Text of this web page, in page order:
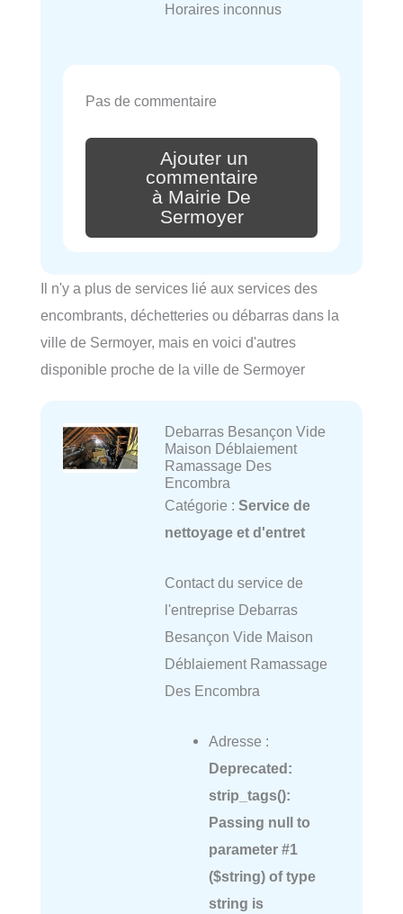
Horaires inconnus
Pas de commentaire
Ajouter un
commentaire
à Mairie De
Sermoyer
Il n'y a plus de services lié aux services des
encombrants, déchetteries ou débarras dans la
ville de Sermoyer, mais en voici d'autres
disponible proche de la ville de Sermoyer
Debarras Besançon Vide
Maison Déblaiement
Ramassage Des
Encombra
Catégorie : Service de
nettoyage et d'entret
Contact du service de
l'entreprise Debarras
Besançon Vide Maison
Déblaiement Ramassage
Des Encombra
Adresse :
Deprecated :
strip_tags():
Passing null to
parameter #1
($string) of type
string is